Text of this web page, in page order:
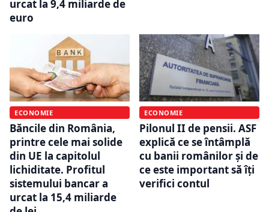
urcat la 9,4 miliarde de
euro
ECONOMIE
Băncile din România,
printre cele mai solide
din UE la capitolul
lichiditate. Profitul
sistemului bancar a
urcat la 15,4 miliarde
ECONOMIE
Pilonul II de pensii. ASF
explică ce se întâmplă
cu banii românilor și de
ce este important să îți
verifici contul